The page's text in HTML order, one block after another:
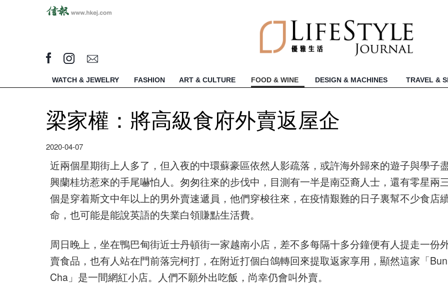
WATCH & JEWELRY FASHION ART & CULTURE FOOD & WINE DESIGN & MACHINES TRAVEL &
梁家權：將高級食府外賣返屋企
2020-04-07
近兩個星期街上人多了，但入夜的中環蘇豪區依然人影疏落，或許海外歸來的遊子與學子
興蘭桂坊惹來的手尾嚇怕人。匆匆往來的步伐中，目測有一半是南亞裔人士，還有零星兩
個是穿着斯文中年以上的男外賣速遞員，他們穿梭往來，在疫情艱難的日子裏幫不少食店
命，也可能是能說英語的失業白領賺點生活費。
周日晚上，坐在鴨巴甸街近士丹頓街一家越南小店，差不多每隔十多分鐘便有人提走一份
賣食品，也有人站在門前落完柯打，在附近打個白鴿轉回來提取返家享用，顯然這家「Bun
Cha」是一間網紅小店。人們不願外出吃飯，尚幸仍會叫外賣。